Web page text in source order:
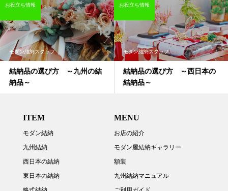
モダン結納スタッフ
結納品の選び方 ～九州の結
納品～
お役立ち情報
モダン結納スタッフ
結納品の選び方 ～西日本の
結納品～
お役立ち情報
ITEM
モダン結納
九州結納
西日本の結納
東日本の結納
MENU
お店の紹介
モダン屋結納ギャラリー
額装
九州結納マニュアル